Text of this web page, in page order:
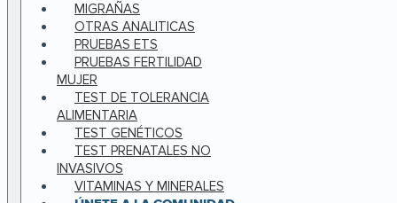
MIGRAÑAS
OTRAS ANALITICAS
PRUEBAS ETS
PRUEBAS FERTILIDAD
MUJER
TEST DE TOLERANCIA
ALIMENTARIA
TEST GENÉTICOS
TEST PRENATALES NO
INVASIVOS
VITAMINAS Y MINERALES